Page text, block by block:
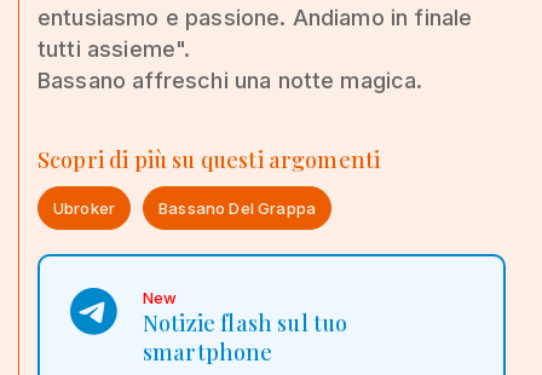
entusiasmo e passione. Andiamo in finale
tutti assieme".
Bassano affreschi una notte magica.
Scopri di più su questi argomenti
Ubroker Bassano Del Grappa
New
Notizie flash sul tuo
smartphone